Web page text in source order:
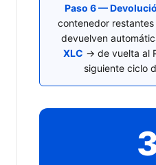
Paso 6 —
contenedor
devuelven
XLC → de vuelta al
siguiente ciclo